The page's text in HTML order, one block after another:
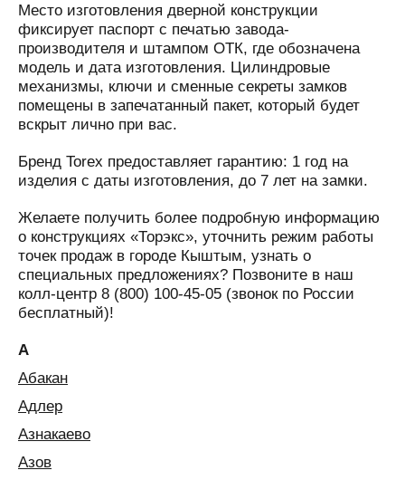
Место изготовления дверной конструкции
фиксирует паспорт с печатью завода-
производителя и штампом ОТК, где обозначена
модель и дата изготовления. Цилиндровые
механизмы, ключи и сменные секреты замков
помещены в запечатанный пакет, который будет
вскрыт лично при вас.
Бренд Torex предоставляет гарантию: 1 год на
изделия с даты изготовления, до 7 лет на замки.
Желаете получить более подробную информацию
о конструкциях «Торэкс», уточнить режим работы
точек продаж в городе Кыштым, узнать о
специальных предложениях? Позвоните в наш
колл-центр 8 (800) 100-45-05 (звонок по России
бесплатный)!
А
Абакан
Адлер
Азнакаево
Азов